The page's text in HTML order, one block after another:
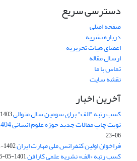
دسترسی سریع
صفحه اصلی
درباره نشریه
اعضای هیات تحریریه
ارسال مقاله
تماس با ما
نقشه سایت
آخرین اخبار
کسب رتبه "الف" برای سومین سال متوالی1403-02-01
نوبت چاپ مقالات جدید حوزه علوم انسانی 1404و به بعد خواهد بود
06-23
فراخوان اولین کنفرانس ملی مهارت ایران1402-01-28
کسب رتبه «الف» نشریه علمی کارافن1401-05-06